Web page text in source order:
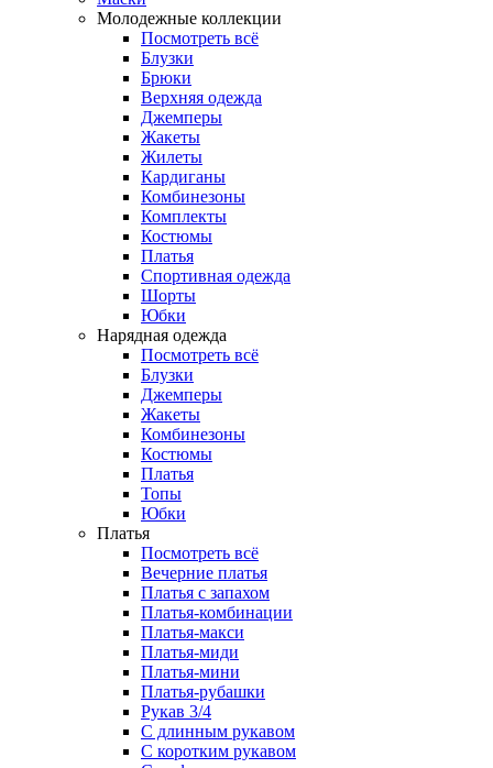
Молодежные коллекции
Посмотреть всё
Блузки
Брюки
Верхняя одежда
Джемперы
Жакеты
Жилеты
Кардиганы
Комбинезоны
Комплекты
Костюмы
Платья
Спортивная одежда
Шорты
Юбки
Нарядная одежда
Посмотреть всё
Блузки
Джемперы
Жакеты
Комбинезоны
Костюмы
Платья
Топы
Юбки
Платья
Посмотреть всё
Вечерние платья
Платья с запахом
Платья-комбинации
Платья-макси
Платья-миди
Платья-мини
Платья-рубашки
Рукав 3/4
С длинным рукавом
С коротким рукавом